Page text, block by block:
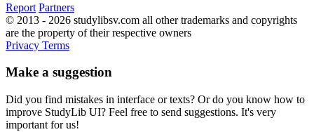
Report Partners
© 2013 - 2026 studylibsv.com all other trademarks and copyrights
are the property of their respective owners
Privacy Terms
Make a suggestion
Did you find mistakes in interface or texts? Or do you know how to
improve StudyLib UI? Feel free to send suggestions. It's very
important for us!